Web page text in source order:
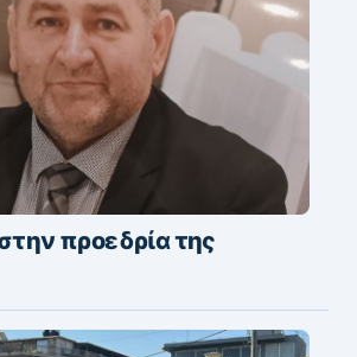
προεδρία της